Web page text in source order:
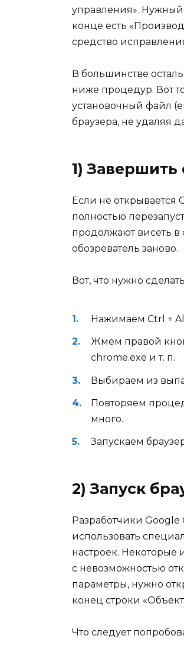
управления». Нужный
конце есть
средство
В большинстве
ниже процедур. Вот
установочный файл
браузера, не удаляя
1)
Если не
полностью
продолжают висеть в
обозреватель заново.
Вот, что нужно
Нажимаем Ctrl +
Жмем правой
chrome.exe и т. п.
Выбираем из
Повторяем
много.
Запускаем
2) Запуск
Разработчики
использовать
настроек. Некоторые
с невозможностью
параметры, нужно
конец строки
Что следует